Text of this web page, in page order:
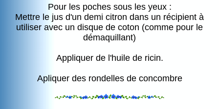
Pour les poches sous les yeux :
Mettre le jus d'un demi citron dans un récipient à
utiliser avec un disque de coton (comme pour le
démaquillant)
Appliquer de l'huile de ricin.
Apliquer des rondelles de concombre